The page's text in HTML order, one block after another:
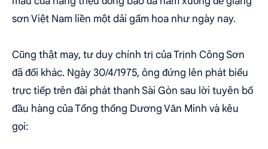
sơn Việt Nam liền một dải gấm hoa như ngày nay.
Cũng thật may, tư duy chính trị của Trịnh Công Sơn
đã đổi khác. Ngày 30/4/1975, ông đứng lên phát biểu
trực tiếp trên đài phát thanh Sài Gòn sau lời tuyên bố
đầu hàng của Tổng thống Dương Văn Minh và kêu
gọi: